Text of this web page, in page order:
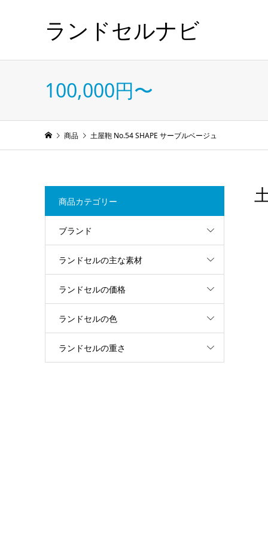
ランドセルナビ
100,000円〜
商品 土屋鞄 No.54 SHAPE サーブルベージュ
商品カテゴリー
ブランド
ランドセルの主な素材
ランドセルの価格
ランドセルの色
ランドセルの重さ